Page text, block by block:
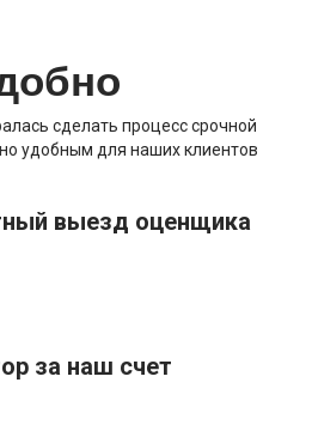
сделать процесс срочной
удобным для наших клиентов
выезд оценщика
за наш счет